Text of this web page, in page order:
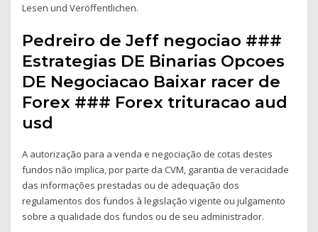
Lesen und Veröffentlichen.
Pedreiro de Jeff negociao ###
Estrategias DE Binarias Opcoes
DE Negociacao Baixar racer de
Forex ### Forex trituracao aud
usd
A autorização para a venda e negociação de cotas destes
fundos não implica, por parte da CVM, garantia de veracidade
das informações prestadas ou de adequação dos
regulamentos dos fundos à legislação vigente ou julgamento
sobre a qualidade dos fundos ou de seu administrador.